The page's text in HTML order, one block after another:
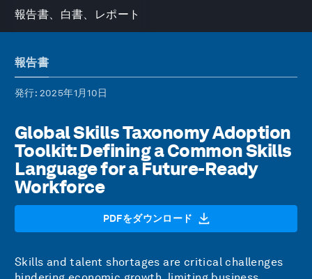
報告書、白書、レポート
報告書
発行: 2025年1月10日
Global Skills Taxonomy Adoption
Toolkit: Defining a Common Skills
Language for a Future-Ready
Workforce
PDFをダウンロード
Skills and talent shortages are critical challenges